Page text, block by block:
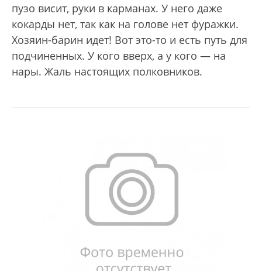
пузо висит, руки в карманах. У него даже
кокарды нет, так как на голове нет фуражки.
Хозяин-барин идет! Вот это-то и есть путь для
подчиненных. У кого вверх, а у кого — на
нары. Жаль настоящих полковников.